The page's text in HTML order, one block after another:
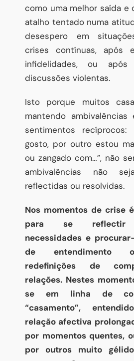
como uma melhor saída e
atalho tentado numa
desespero em
crises contínuas, após
infidelidades, ou
discussões violentas.
Isto porque muitos
mantendo ambivalências
sentimentos
gosto, por outro estou
ou zangado com…”, não
ambivalências não
reflectidas ou resolvidas.
Nos momentos de crise
para se reflectir
necessidades e
de entendimento
redefinições de
relações. Nestes
se em linha de
“casamento”,
relação afectiva
por momentos quentes,
por outros muito